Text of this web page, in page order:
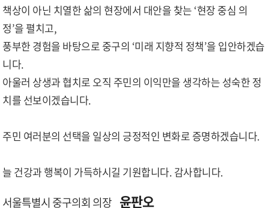
책상이 아닌 치열한 삶의 현장에서 대안을 찾는 ‘현장 중심 의
정’을 펼치고,
풍부한 경험을 바탕으로 중구의 ‘미래 지향적 정책’을 입안하겠습
니다.
아울러 상생과 협치로 오직 주민의 이익만을 생각하는 성숙한 정
치를 선보이겠습니다.
주민 여러분의 선택을 일상의 긍정적인 변화로 증명하겠습니다.
늘 건강과 행복이 가득하시길 기원합니다. 감사합니다.
서울특별시 중구의회 의장 윤판오